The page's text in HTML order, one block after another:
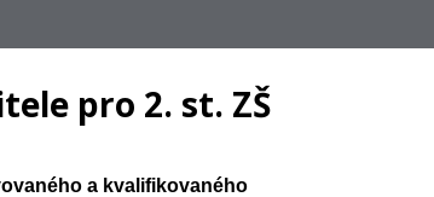
pro 2. st. ZŠ
a kvalifikovaného